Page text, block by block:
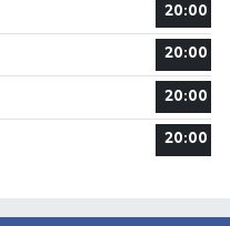
20:00
20:00
20:00
20:00